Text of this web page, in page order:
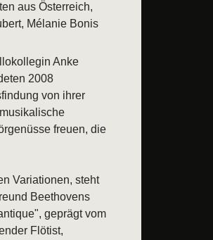
aus Österreich,
Mélanie Bonis
Anke
2008
von ihrer
freuen, die
Variationen, steht
Beethovens
geprägt vom
Flötist,